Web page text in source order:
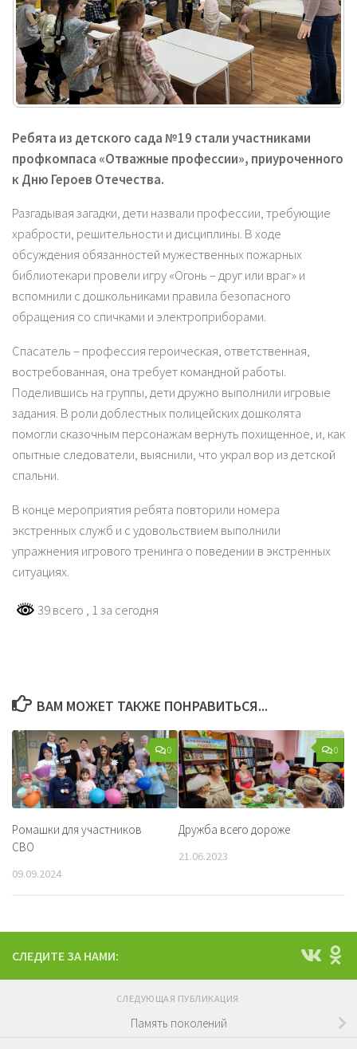
Ребята из детского сада №19 стали участниками
профкомпаса «Отважные профессии», приуроченного
к Дню Героев Отечества.
Разгадывая загадки, дети назвали профессии, требующие
храбрости, решительности и дисциплины. В ходе
обсуждения обязанностей мужественных пожарных
библиотекари провели игру «Огонь – друг или враг» и
вспомнили с дошкольниками правила безопасного
обращения со спичками и электроприборами.
Спасатель – профессия героическая, ответственная,
востребованная, она требует командной работы.
Поделившись на группы, дети дружно выполнили игровые
задания. В роли доблестных полицейских дошколята
помогли сказочным персонажам вернуть похищенное, и, как
опытные следователи, выяснили, что украл вор из детской
спальни.
В конце мероприятия ребята повторили номера
экстренных служб и с удовольствием выполнили
упражнения игрового тренинга о поведении в экстренных
ситуациях.
39 всего , 1 за сегодня
ВАМ МОЖЕТ ТАКЖЕ ПОНРАВИТЬСЯ...
0
Ромашки для участников
СВО
09.09.2024
0
Дружба всего дороже
21.06.2023
СЛЕДИТЕ ЗА НАМИ:
СЛЕДУЮЩАЯ ПУБЛИКАЦИЯ
Память поколений